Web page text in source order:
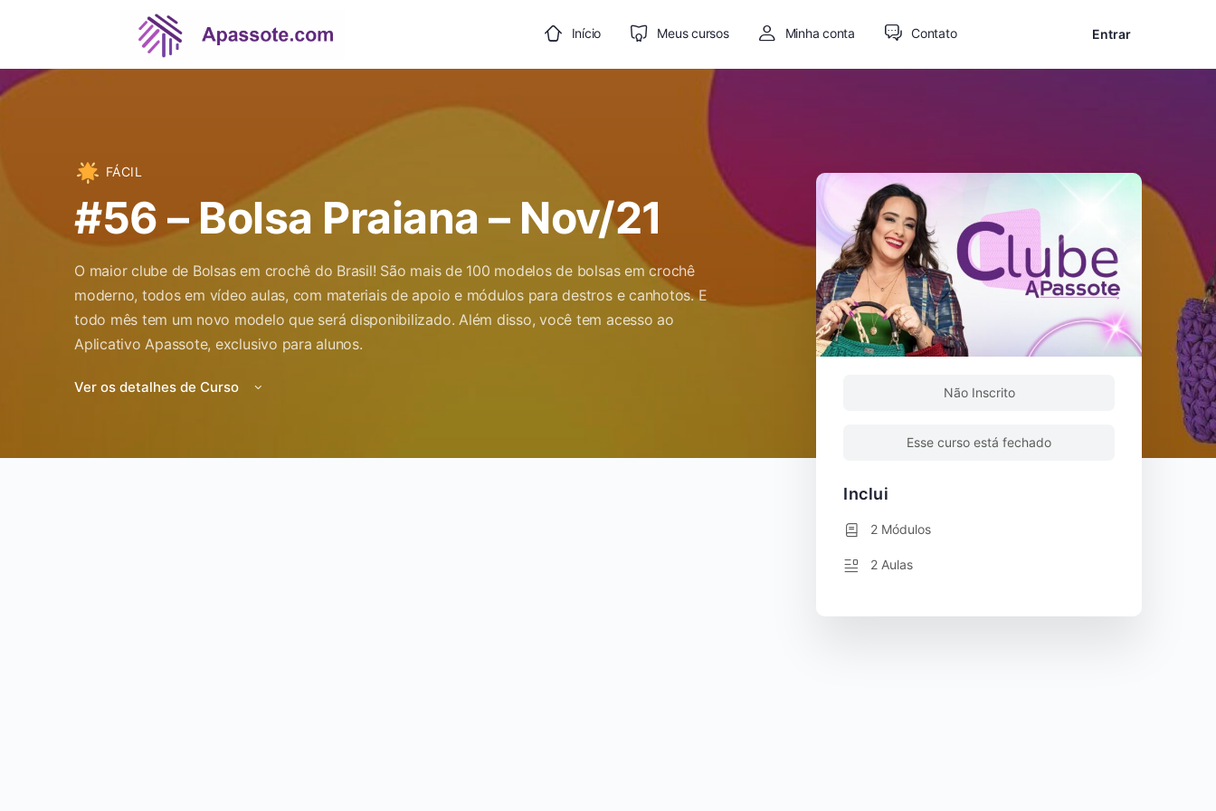
Início Meus cursos Minha conta Contato Entrar
FÁCIL
#56 – Bolsa Praiana – Nov/21
O maior clube de Bolsas em crochê do Brasil! São mais de 100 modelos de bolsas em crochê
moderno, todos em vídeo aulas, com materiais de apoio e módulos para destros e canhotos. E
todo mês tem um novo modelo que será disponibilizado. Além disso, você tem acesso ao
Aplicativo Apassote, exclusivo para alunos.
Ver os detalhes de Curso Não Inscrito
Esse curso está fechado
Inclui
2 Módulos
2 Aulas